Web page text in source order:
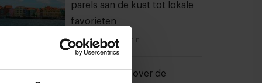
parels aan de kust tot lokale
favorieten
24 juli 2026 | 7 min
Stephan Nijst over de